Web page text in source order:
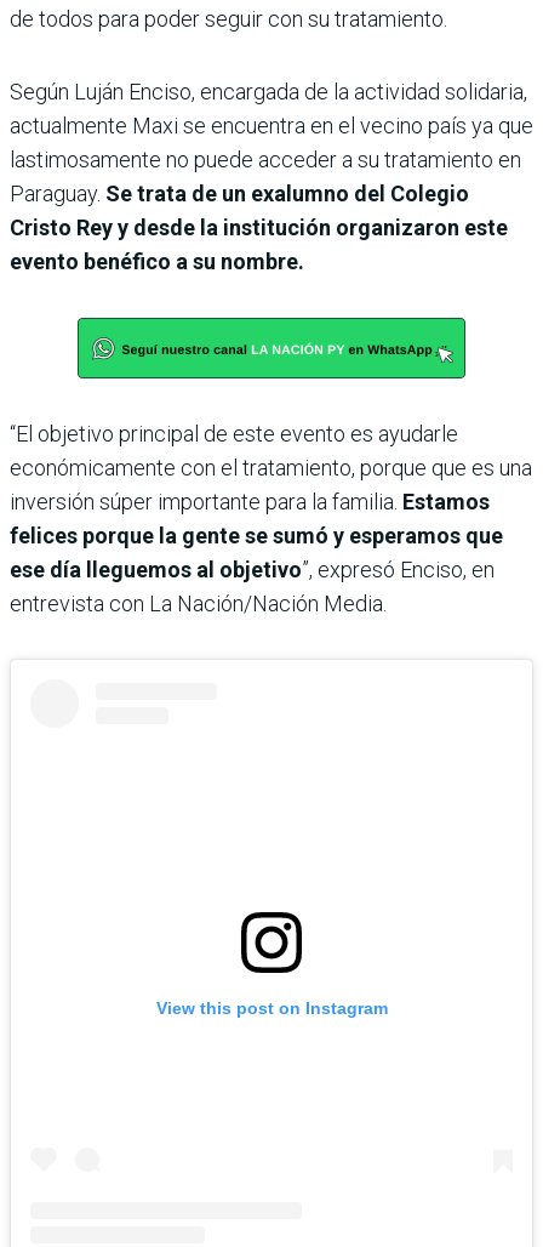
de todos para poder seguir con su tratamiento.
Según Luján Enciso, encargada de la actividad solidaria,
actualmente Maxi se encuentra en el vecino país ya que
lastimosamente no puede acceder a su tratamiento en
Paraguay. Se trata de un exalumno del Colegio
Cristo Rey y desde la institución organizaron este
evento benéfico a su nombre.
“El objetivo principal de este evento es ayudarle
económicamente con el tratamiento, porque que es una
inversión súper importante para la familia. Estamos
felices porque la gente se sumó y esperamos que
ese día lleguemos al objetivo”, expresó Enciso, en
entrevista con La Nación/Nación Media.
View this post on Instagram